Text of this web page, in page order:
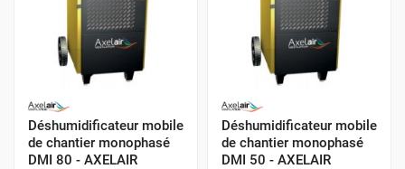
Déshumidificateur mobile
de chantier monophasé
DMI 80 - AXELAIR
Déshumidificateur mobile
de chantier monophasé
DMI 50 - AXELAIR